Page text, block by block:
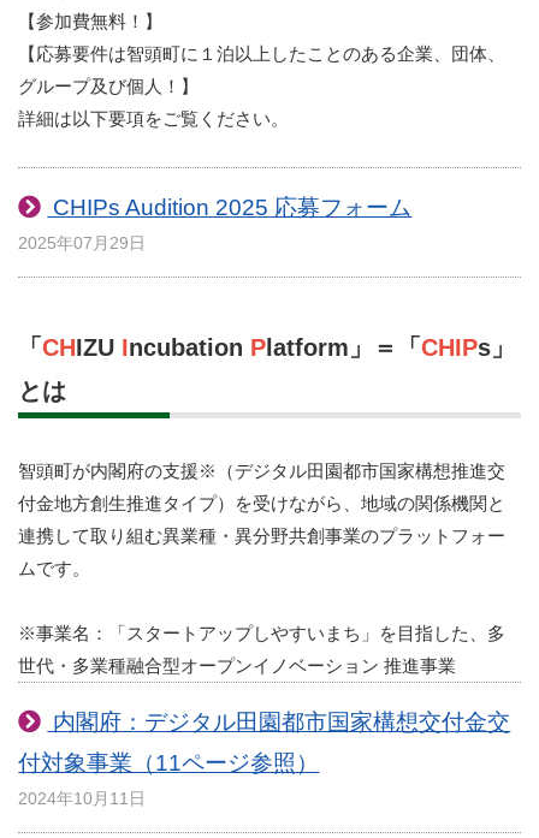
【参加費無料！】
【応募要件は智頭町に１泊以上したことのある企業、団体、
グループ及び個人！】
詳細は以下要項をご覧ください。
CHIPs Audition 2025 応募フォーム
2025年07月29日
「CHIZU Incubation P latform 」＝「CHIPs 」
とは
智頭町が内閣府の支援※（デジタル田園都市国家構想推進交
付金地方創生推進タイプ）を受けながら、地域の関係機関と
連携して取り組む異業種・異分野共創事業のプラットフォー
ムです。
※事業名：「スタートアップしやすいまち」を目指した、多
世代・多業種融合型オープンイノベーション 推進事業
内閣府：デジタル田園都市国家構想交付金交
付対象事業（11ページ参照）
2024年10月11日